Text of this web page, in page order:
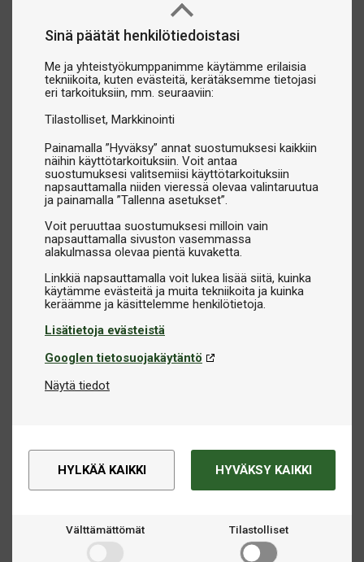
Sinä päätät henkilötiedoistasi
Me ja yhteistyökumppanimme käytämme erilaisia
tekniikoita, kuten evästeitä, kerätäksemme tietojasi
eri tarkoituksiin, mm. seuraaviin:
Tilastolliset Markkinointi
Painamalla ”Hyväksy” annat suostumuksesi kaikkiin
näihin käyttötarkoituksiin. Voit antaa
suostumuksesi valitsemiisi käyttötarkoituksiin
napsauttamalla niiden vieressä olevaa valintaruutua
ja painamalla ”Tallenna asetukset”.
Voit peruuttaa suostumuksesi milloin vain
napsauttamalla sivuston vasemmassa
alakulmassa olevaa pientä kuvaketta.
Linkkiä napsauttamalla voit lukea lisää siitä, kuinka
käytämme evästeitä ja muita tekniikoita ja kuinka
Lisätietoja evästeistä
Googlen tietosuojakäytäntö
Näytä tiedot
HYLKÄÄ KAIKKI HYVÄKSY KAIKKI
Välttämättömät Tilastolliset